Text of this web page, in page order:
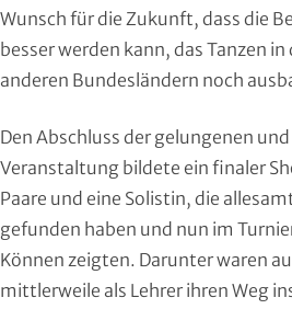
Wunsch für die Zukunft, dass die
besser werden kann, das Tanzen in
anderen Bundesländern noch
Den Abschluss der gelungenen
Veranstaltung bildete ein finaler
Paare und eine Solistin, die
gefunden haben und nun im
Können zeigten. Darunter waren
mittlerweile als Lehrer ihren Weg